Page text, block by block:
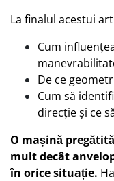
La finalul acestui
Cum
De ce
Cum să
direcție și ce
O mașină
mult decât
în orice situație.